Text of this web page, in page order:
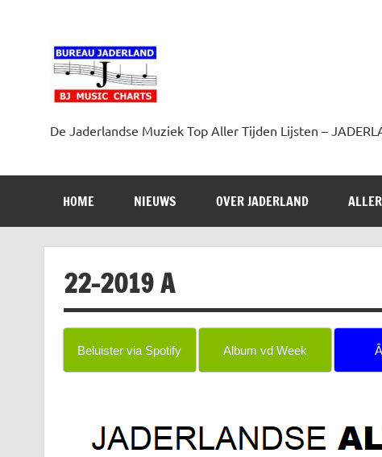
De Jaderlandse Muziek Top Aller Tijden Lijsten –
HOME NIEUWS OVER JADERLAND
22-2019 A
Beluister via Spotify Album vd Week